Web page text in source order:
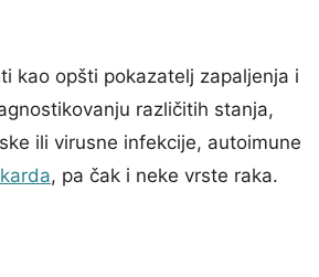
kao opšti pokazatelj zapaljenja i
različitih stanja,
ili virusne infekcije, autoimune
, pa čak i neke vrste raka.